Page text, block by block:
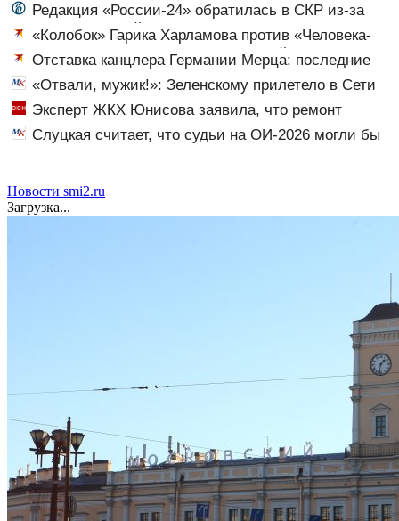
Редакция «России-24» обратилась в СКР из-за
травли съемочной группы «Колобка»
«Колобок» Гарика Харламова против «Человека-
паука»: В сети разгорелся грандиозный скандал — а
картина уже собрала почти 100 млн рублей
Отставка канцлера Германии Мерца: последние
новости на 7 августа 2026 и прогнозы
«Отвали, мужик!»: Зеленскому прилетело в Сети
из-за визита в Сербию
Эксперт ЖКХ Юнисова заявила, что ремонт
больше не будет котловым
Слуцкая считает, что судьи на ОИ-2026 могли бы
Новости smi2.ru
Загрузка...